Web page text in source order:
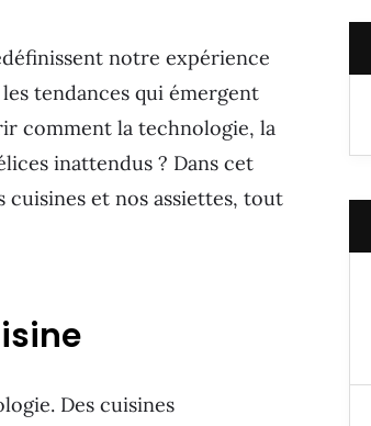
notre expérience
tendances qui émergent
comment la technologie, la
inattendus ? Dans cet
et nos assiettes, tout
Des cuisines